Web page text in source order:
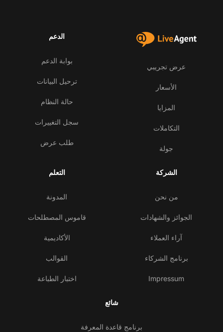
عرض تجريبي
الأسعار
المزايا
التكاملات
جولة
الدعم
بوابة الدعم
ترحيل البيانات
حالة النظام
سجل التغييرات
طلب عرض
الشركة
من نحن
الجوائز والشهادات
آراء العملاء
برنامج الشركاء
Impressum
التعلم
المدونة
قاموس المصطلحات
الأكاديمية
القوالب
اختبار الطباعة
شائع
برنامج قاعدة المعرفة